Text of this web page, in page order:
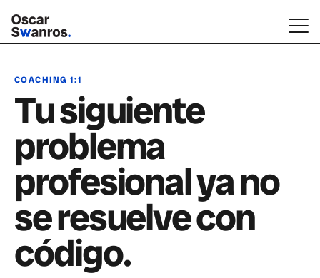
COACHING 1:1
Tu siguiente
problema
profesional ya no
se resuelve con
código.